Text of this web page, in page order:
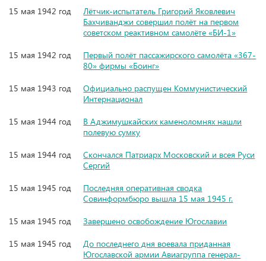
15 мая 1942 год
Лётчик-испытатель Григорий Яковлевич
Бахчиванджи совершил полёт на первом
советском реактивном самолёте «БИ-1»
15 мая 1942 год
Первый полёт пассажирского самолёта «367-
80» фирмы «Боинг»
15 мая 1943 год
Официально распущен Коммунистический
Интернационал
15 мая 1944 год
В Аджимушкайских каменоломнях нашли
полевую сумку
15 мая 1944 год
Скончался Патриарх Московский и всея Руси
Сергий
15 мая 1945 год
Последняя оперативная сводка
Совинформбюро вышла 15 мая 1945 г.
15 мая 1945 год
Завершено освобождение Югославии
15 мая 1945 год
До последнего дня воевала приданная
Югославской армии Авиагруппа генерал-